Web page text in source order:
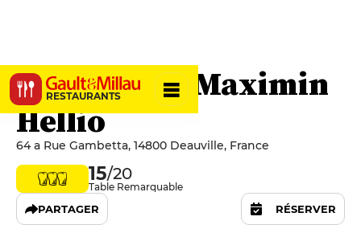
RESTAURANTS
Restaurant Maximin
Hellio
64 a Rue Gambetta, 14800 Deauville, France
15/20
Table Remarquable
PARTAGER RÉSERVER